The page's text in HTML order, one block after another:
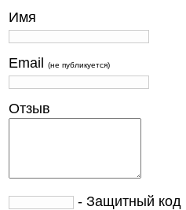
Имя
Email (не публикуется)
Отзыв
- Защитный код